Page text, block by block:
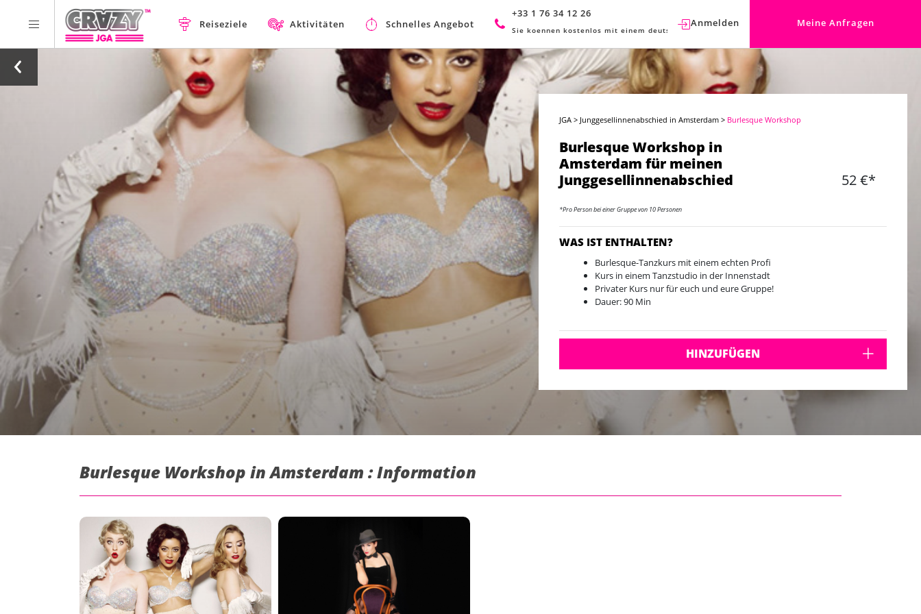
Reiseziele Aktivitäten Schnelles Angebot
+33 1 76 34 12 26
Sie koennen kostenlos mit einem deutschen Berater sprechen.
Anmelden Meine Anfragen
JGA > Junggesellinnenabschied in Amsterdam > Burlesque Workshop
Burlesque Workshop in
Amsterdam für meinen
Junggesellinnenabschied
52 €*
*Pro Person bei einer Gruppe von 10 Personen
WAS IST ENTHALTEN?
Burlesque-Tanzkurs mit einem echten Profi
Kurs in einem Tanzstudio in der Innenstadt
Privater Kurs nur für euch und eure Gruppe!
Dauer: 90 Min
HINZUFÜGEN
Burlesque Workshop in Amsterdam : Information